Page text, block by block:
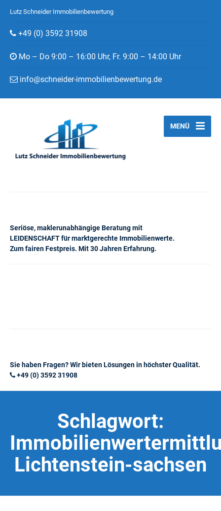
Lutz Schneider Immobilienbewertung
+49 (0) 3592 31908
Mo – Do 9:00 – 16:00 Uhr, Fr. 9:00 – 14:00 Uhr
info@schneider-immobilienbewertung.de
Seriöse, maklerunabhängige Beratung mit
LEIDENSCHAFT für marktgerechte Immobilienwerte.
Zum fairen Festpreis. Mit 30 Jahren Erfahrung.
MENÜ
Sie haben Fragen? Wir bieten Lösungen in höchster Qualität.
+49 (0) 3592 31908
Schlagwort:
Lichtenstein-sachsen